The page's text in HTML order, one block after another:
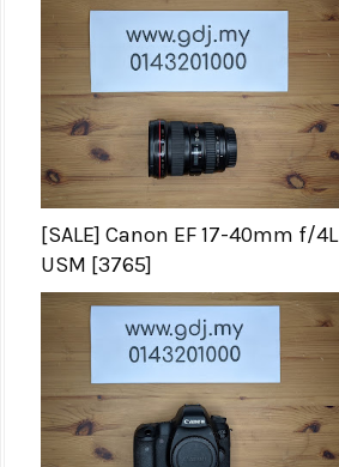
[SALE] Canon EF 17-40mm f/4L
USM [3765]